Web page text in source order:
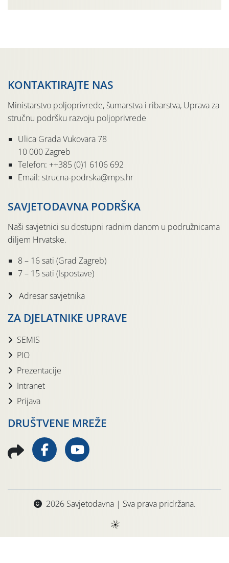
KONTAKTIRAJTE NAS
Ministarstvo poljoprivrede, šumarstva i ribarstva, Uprava za
stručnu podršku razvoju poljoprivrede
Ulica Grada Vukovara 78
10 000 Zagreb
Telefon: ++385 (0)1 6106 692
Email: strucna-podrska@mps.hr
SAVJETODAVNA PODRŠKA
Naši savjetnici su dostupni radnim danom u podružnicama
diljem Hrvatske.
8 – 16 sati (Grad Zagreb)
7 – 15 sati (Ispostave)
Adresar savjetnika
ZA DJELATNIKE UPRAVE
SEMIS
PIO
Prezentacije
Intranet
Prijava
DRUŠTVENE MREŽE
2026 Savjetodavna | Sva prava pridržana.